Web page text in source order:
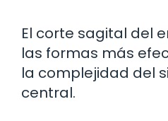
El corte sagital del
las formas más
la complejidad del
central.